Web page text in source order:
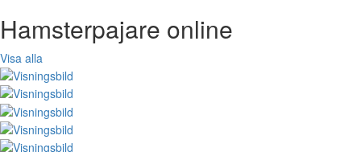
Hamsterpajare online
Visa alla